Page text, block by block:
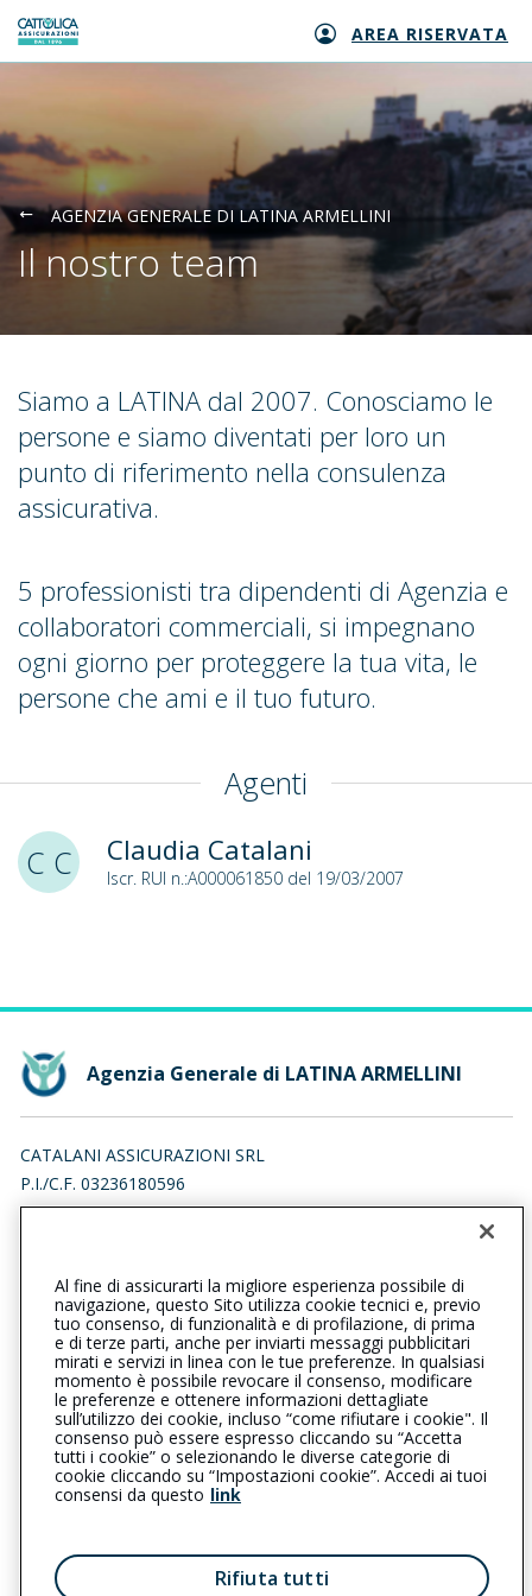
Generali logo AREA RISERVATA
AGENZIA GENERALE DI LATINA ARMELLINI
Il nostro team
Siamo a LATINA dal 2007. Conosciamo le
persone e siamo diventati per loro un
punto di riferimento nella consulenza
assicurativa.
5 professionisti tra dipendenti di Agenzia e
collaboratori commerciali, si impegnano
ogni giorno per proteggere la tua vita, le
persone che ami e il tuo futuro.
Agenti
C C
Claudia Catalani
Iscr. RUI n.:A000061850 del 19/03/2007
Agenzia Generale di LATINA ARMELLINI
CATALANI ASSICURAZIONI SRL
P.I./C.F. 03236180596
VIA DON CARLO TORELLO 11, 04100 LATINA (LT)
0773694070 0773694070
latinaarmellini@cattolica.it
catalaniassicurazionisrl@pec.it
L’intermediario è soggetto al controllo dell’IVASS. Consulta il
Registro RUI al seguentelink
Privacy | Cookie |
Il Gruppo Generali
Al fine di assicurarti la migliore esperienza possibile di
navigazione, questo Sito utilizza cookie tecnici e, previo
tuo consenso, di funzionalità e di profilazione, di prima
e di terze parti, anche per inviarti messaggi pubblicitari
mirati e servizi in linea con le tue preferenze. In qualsiasi
momento è possibile revocare il consenso, modificare
le preferenze e ottenere informazioni dettagliate
sull’utilizzo dei cookie, incluso “come rifiutare i cookie". Il
consenso può essere espresso cliccando su “Accetta
tutti i cookie” o selezionando le diverse categorie di
cookie cliccando su “Impostazioni cookie”. Accedi ai tuoi
consensi da questo link
Rifiuta tutti